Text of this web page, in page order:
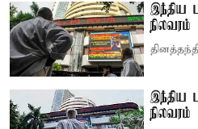
இந்திய
நிலவரம்
இந்திய
நிலவரம்